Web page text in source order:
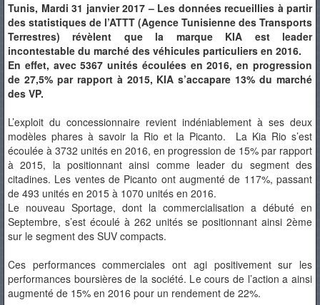
Tunis, Mardi 31 janvier 2017 – Les données recueillies à partir
des statistiques de l’ATTT (Agence Tunisienne des Transports
Terrestres) révèlent que la marque KIA est leader
incontestable du marché des véhicules particuliers en 2016.
En effet, avec 5367 unités écoulées en 2016, en progression
de 27,5% par rapport à 2015, KIA s’accapare 13% du marché
des VP.
L’exploit du concessionnaire revient indéniablement à ses deux
modèles phares à savoir la Rio et la Picanto. La Kia Rio s’est
écoulée à 3732 unités en 2016, en progression de 15% par rapport
à 2015, la positionnant ainsi comme leader du segment des
citadines. Les ventes de Picanto ont augmenté de 117%, passant
de 493 unités en 2015 à 1070 unités en 2016.
Le nouveau Sportage, dont la commercialisation a débuté en
Septembre, s’est écoulé à 262 unités se positionnant ainsi 2ème
sur le segment des SUV compacts.
Ces performances commerciales ont agi positivement sur les
performances boursières de la société. Le cours de l’action a ainsi
augmenté de 15% en 2016 pour un rendement de 22%.